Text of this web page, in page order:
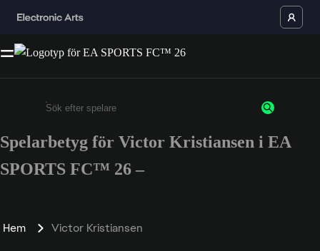
Ange minst 3 tecken eller siffror
Spelarbetyg för Victor Kristiansen i EA
SPORTS FC™ 26 –
Hem Victor Kristiansen